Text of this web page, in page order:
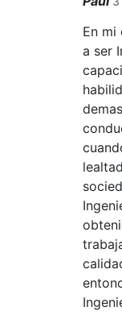
En mi
a ser